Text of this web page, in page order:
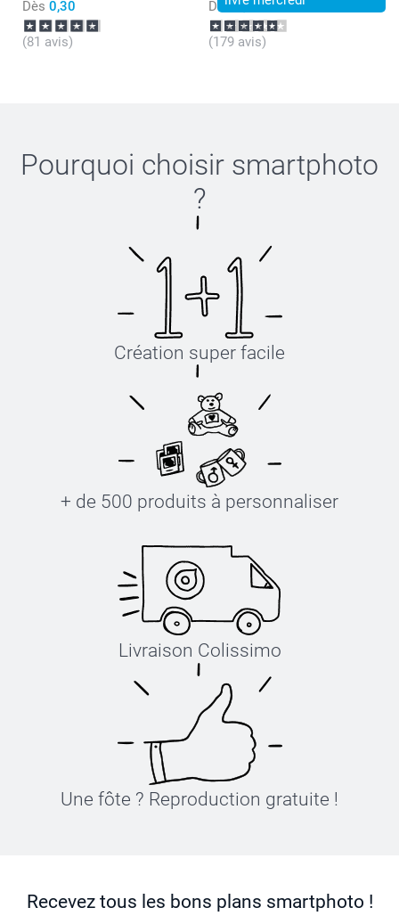
Dès 0,30
(81 avis)
Dès 8,99
(179 avis)
Pourquoi choisir smartphoto
?
Création super facile
+ de 500 produits à personnaliser
Livraison Colissimo
Une fôte ? Reproduction gratuite !
Recevez tous les bons plans smartphoto !